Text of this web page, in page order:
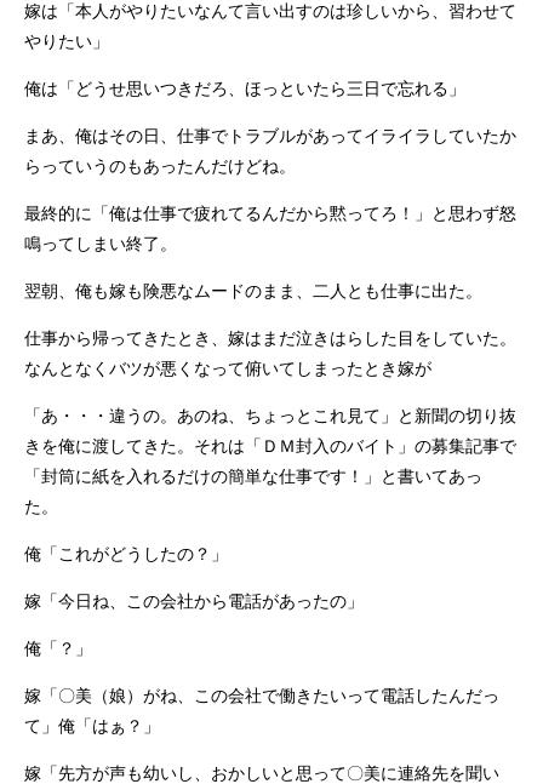
嫁は「本人がやりたいなんて言い出すのは珍しいから、習わせて
やりたい」
俺は「どうせ思いつきだろ、ほっといたら三日で忘れる」
まあ、俺はその日、仕事でトラブルがあってイライラしていたか
らっていうのもあったんだけどね。
最終的に「俺は仕事で疲れてるんだから黙ってろ！」と思わず怒
鳴ってしまい終了。
翌朝、俺も嫁も険悪なムードのまま、二人とも仕事に出た。
仕事から帰ってきたとき、嫁はまだ泣きはらした目をしていた。
なんとなくバツが悪くなって俯いてしまったとき嫁が
「あ・・・違うの。あのね、ちょっとこれ見て」と新聞の切り抜
きを俺に渡してきた。それは「ＤＭ封入のバイト」の募集記事で
「封筒に紙を入れるだけの簡単な仕事です！」と書いてあっ
た。
俺「これがどうしたの？」
嫁「今日ね、この会社から電話があったの」
俺「？」
嫁「〇美（娘）がね、この会社で働きたいって電話したんだっ
て」俺「はぁ？」
嫁「先方が声も幼いし、おかしいと思って〇美に連絡先を聞い